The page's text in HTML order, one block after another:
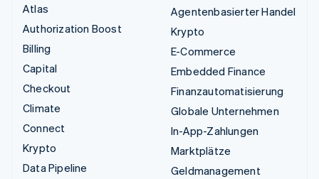
Atlas
Authorization Boost
Billing
Capital
Checkout
Climate
Connect
Krypto
Data Pipeline
Agentenbasierter Handel
Krypto
E-Commerce
Embedded Finance
Finanzautomatisierung
Globale Unternehmen
In-App-Zahlungen
Marktplätze
Geldmanagement